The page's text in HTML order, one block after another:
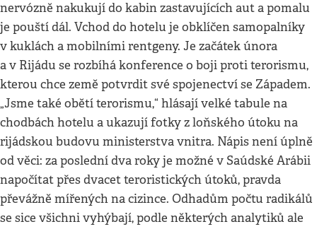
nervózně nakukují do kabin zastavujících aut a pomalu
je pouští dál. Vchod do hotelu je obklíčen samopalníky
v kuklách a mobilními rentgeny. Je začátek února
a v Rijádu se rozbíhá konference o boji proti terorismu,
kterou chce země potvrdit své spojenectví se Západem.
„Jsme také obětí terorismu,“ hlásají velké tabule na
chodbách hotelu a ukazují fotky z loňského útoku na
rijádskou budovu ministerstva vnitra. Nápis není úplně
od věci: za poslední dva roky je možné v Saúdské Arábii
napočítat přes dvacet teroristických útoků, pravda
převážně mířených na cizince. Odhadům počtu radikálů
se sice všichni vyhýbají, podle některých analytiků ale